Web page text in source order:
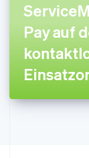
Pay auf
Liechtenstein
Litauen
English
Luxemburg
Français
Malaysia
Malta